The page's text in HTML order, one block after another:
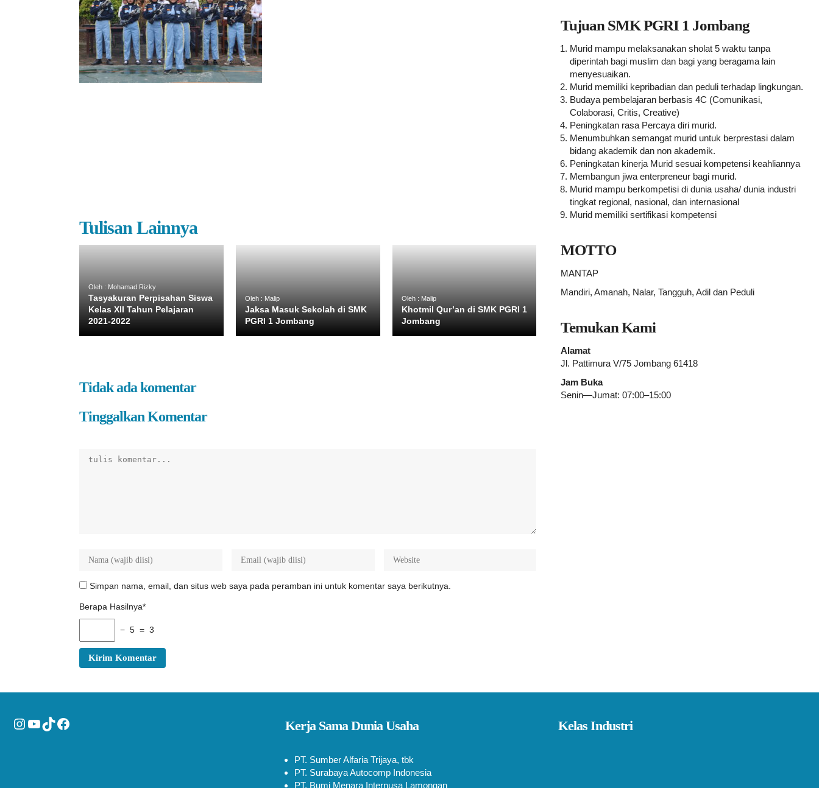
Tulisan Lainnya
Oleh : Mohamad Rizky
Tasyakuran Perpisahan Siswa
Kelas XII Tahun Pelajaran
2021-2022
Oleh : Malip
Jaksa Masuk Sekolah di SMK
PGRI 1 Jombang
Oleh : Malip
Khotmil Qur’an di SMK PGRI 1
Jombang
Tidak ada komentar
Tinggalkan Komentar
Simpan nama, email, dan situs web saya pada peramban ini untuk komentar saya berikutnya.
Berapa Hasilnya*
− 5 = 3
Tujuan SMK PGRI 1 Jombang
Murid mampu melaksanakan sholat 5 waktu tanpa
diperintah bagi muslim dan bagi yang beragama lain
menyesuaikan.
Murid memiliki kepribadian dan peduli terhadap lingkungan.
Budaya pembelajaran berbasis 4C (Comunikasi,
Colaborasi, Critis, Creative)
Peningkatan rasa Percaya diri murid.
Menumbuhkan semangat murid untuk berprestasi dalam
bidang akademik dan non akademik.
Peningkatan kinerja Murid sesuai kompetensi keahliannya
Membangun jiwa enterpreneur bagi murid.
Murid mampu berkompetisi di dunia usaha/ dunia industri
tingkat regional, nasional, dan internasional
Murid memiliki sertifikasi kompetensi
MOTTO
MANTAP
Mandiri, Amanah, Nalar, Tangguh, Adil dan Peduli
Temukan Kami
Alamat
Jl. Pattimura V/75 Jombang 61418
Jam Buka
Senin—Jumat: 07:00–15:00
Instagram
YouTube
TikTokFacebook Kerja Sama Dunia Usaha
PT. Sumber Alfaria Trijaya, tbk
PT. Surabaya Autocomp Indonesia
PT. Bumi Menara Internusa Lamongan
Kelas Industri